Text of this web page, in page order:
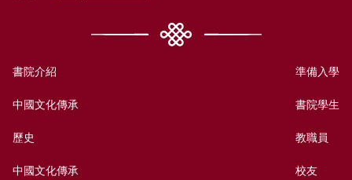
書院介紹
中國文化傳承
歷史
中國文化傳承
準備入學
書院學生
教職員
校友